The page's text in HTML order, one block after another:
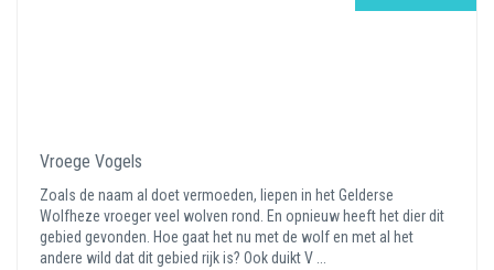
Vroege Vogels
Zoals de naam al doet vermoeden, liepen in het Gelderse
Wolfheze vroeger veel wolven rond. En opnieuw heeft het dier dit
gebied gevonden. Hoe gaat het nu met de wolf en met al het
andere wild dat dit gebied rijk is? Ook duikt V ...